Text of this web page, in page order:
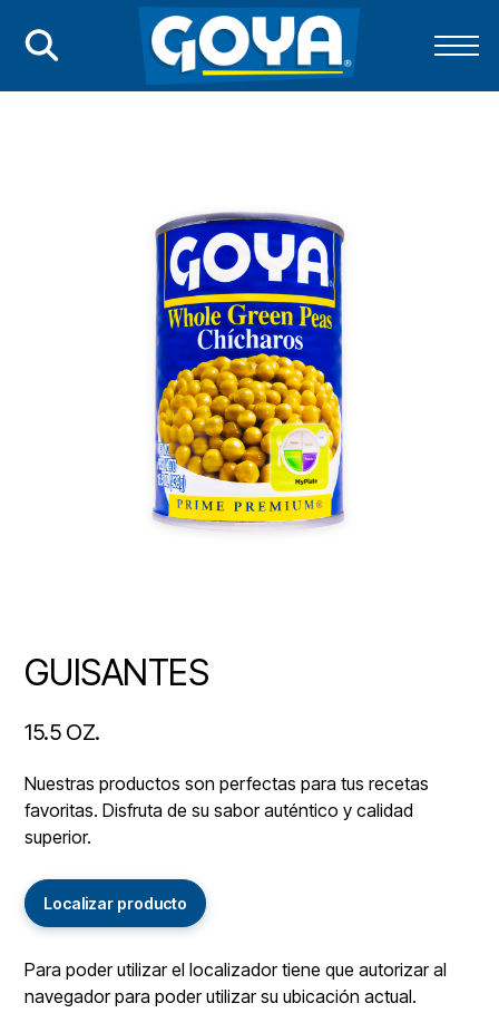
GUISANTES
15.5 OZ.
Nuestras productos son perfectas para tus recetas
favoritas. Disfruta de su sabor auténtico y calidad
superior.
Localizar producto
Para poder utilizar el localizador tiene que autorizar al
navegador para poder utilizar su ubicación actual.